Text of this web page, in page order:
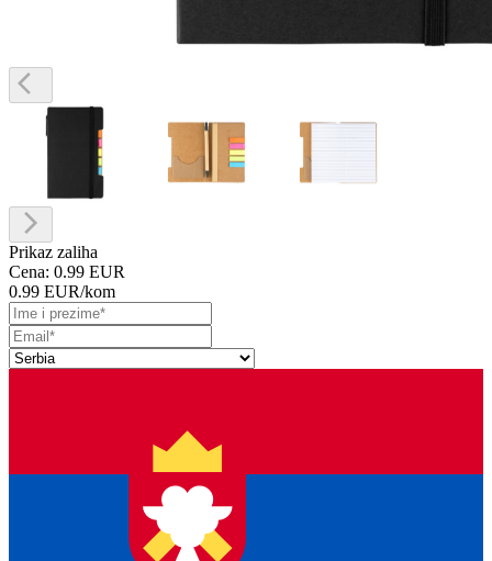
Prikaz zaliha
Cena: 0.99 EUR
0.99 EUR/kom